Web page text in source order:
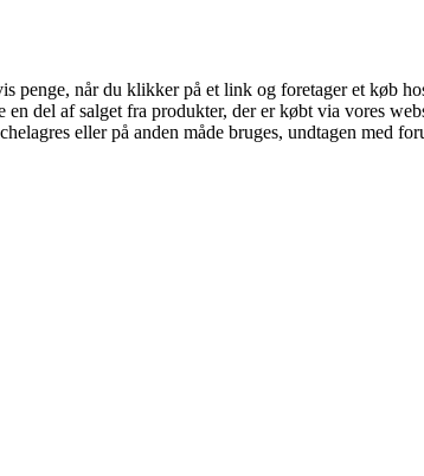
penge, når du klikker på et link og foretager et køb
del af salget fra produkter, der er købt via vores
eller på anden måde bruges, undtagen med